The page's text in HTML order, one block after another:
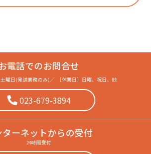
電話でのお問合せ
曜日(発送業務のみ) ／ ［休業日］ 日曜、祝日、他
023-679-3894
ーネットからの受付
24時間受付